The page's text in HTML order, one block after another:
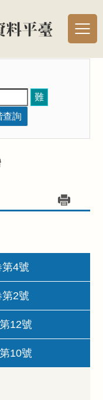
難
查詢
4號
2號
12號
10號